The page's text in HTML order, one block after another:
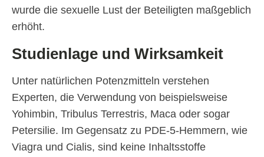
wurde die sexuelle Lust der Beteiligten maßgeblich
erhöht.
Studienlage und Wirksamkeit
Unter natürlichen Potenzmitteln verstehen
Experten, die Verwendung von beispielsweise
Yohimbin, Tribulus Terrestris, Maca oder sogar
Petersilie. Im Gegensatz zu PDE-5-Hemmern, wie
Viagra und Cialis, sind keine Inhaltsstoffe